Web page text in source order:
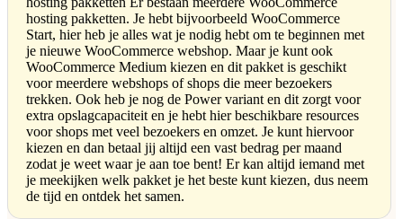
hosting pakketten. Je hebt bijvoorbeeld WooCommerce
Start, hier heb je alles wat je nodig hebt om te beginnen met
je nieuwe WooCommerce webshop. Maar je kunt ook
WooCommerce Medium kiezen en dit pakket is geschikt
voor meerdere webshops of shops die meer bezoekers
trekken. Ook heb je nog de Power variant en dit zorgt voor
extra opslagcapaciteit en je hebt hier beschikbare resources
voor shops met veel bezoekers en omzet. Je kunt hiervoor
kiezen en dan betaal jij altijd een vast bedrag per maand
zodat je weet waar je aan toe bent! Er kan altijd iemand met
je meekijken welk pakket je het beste kunt kiezen, dus neem
de tijd en ontdek het samen.